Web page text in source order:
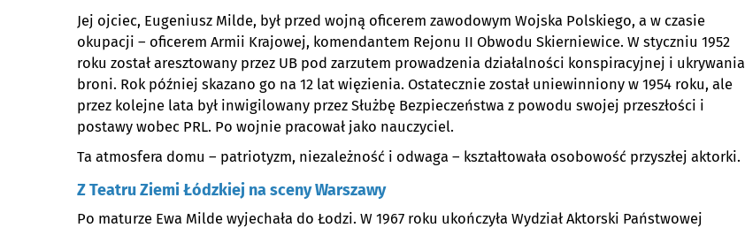
Jej ojciec, Eugeniusz Milde, był przed wojną oficerem zawodowym Wojska Polskiego, a w czasie
okupacji – oficerem Armii Krajowej, komendantem Rejonu II Obwodu Skierniewice. W styczniu 1952
roku został aresztowany przez UB pod zarzutem prowadzenia działalności konspiracyjnej i ukrywania
broni. Rok później skazano go na 12 lat więzienia. Ostatecznie został uniewinniony w 1954 roku, ale
przez kolejne lata był inwigilowany przez Służbę Bezpieczeństwa z powodu swojej przeszłości i
postawy wobec PRL. Po wojnie pracował jako nauczyciel.
Ta atmosfera domu – patriotyzm, niezależność i odwaga – kształtowała osobowość przyszłej aktorki.
Z Teatru Ziemi Łódzkiej na sceny Warszawy
Po maturze Ewa Milde wyjechała do Łodzi. W 1967 roku ukończyła Wydział Aktorski Państwowej